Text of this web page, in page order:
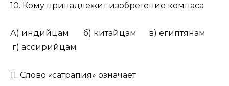
10. Кому принадлежит изобретение компаса
А) индийцам б) китайцам в) египтянам
г) ассирийцам
11. Слово «сатрапия» означает